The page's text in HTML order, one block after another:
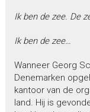
Ik ben de zee. De
Ik ben de zee…
Wanneer Georg
Denemarken
kantoor van de
land. Hij is